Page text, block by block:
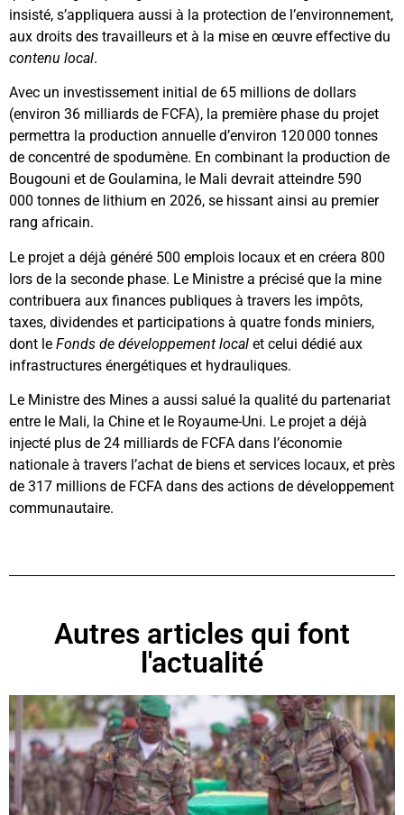
insisté, s’appliquera aussi à la protection de l’environnement,
aux droits des travailleurs et à la mise en œuvre effective du
contenu local.
Avec un investissement initial de 65 millions de dollars
(environ 36 milliards de FCFA), la première phase du projet
permettra la production annuelle d’environ 120 000 tonnes
de concentré de spodumène. En combinant la production de
Bougouni et de Goulamina, le Mali devrait atteindre 590
000 tonnes de lithium en 2026, se hissant ainsi au premier
rang africain.
Le projet a déjà généré 500 emplois locaux et en créera 800
lors de la seconde phase. Le Ministre a précisé que la mine
contribuera aux finances publiques à travers les impôts,
taxes, dividendes et participations à quatre fonds miniers,
dont le Fonds de développement local et celui dédié aux
infrastructures énergétiques et hydrauliques.
Le Ministre des Mines a aussi salué la qualité du partenariat
entre le Mali, la Chine et le Royaume-Uni. Le projet a déjà
injecté plus de 24 milliards de FCFA dans l’économie
nationale à travers l’achat de biens et services locaux, et près
de 317 millions de FCFA dans des actions de développement
communautaire.
Autres articles qui font
l'actualité